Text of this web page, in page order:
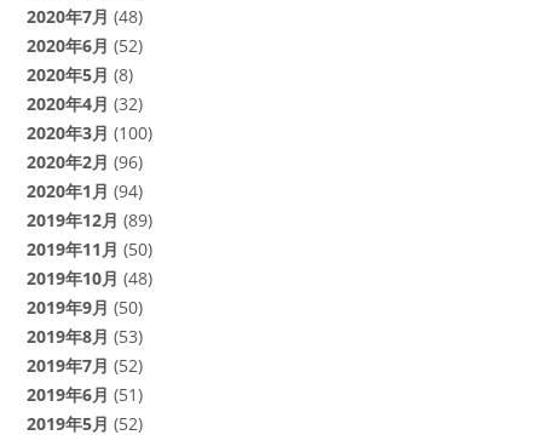
2020年7月 (48)
2020年6月 (52)
2020年5月 (8)
2020年4月 (32)
2020年3月 (100)
2020年2月 (96)
2020年1月 (94)
2019年12月 (89)
2019年11月 (50)
2019年10月 (48)
2019年9月 (50)
2019年8月 (53)
2019年7月 (52)
2019年6月 (51)
2019年5月 (52)